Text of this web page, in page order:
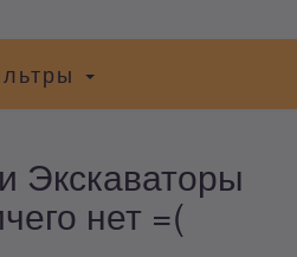
Экскаваторы
нет =(